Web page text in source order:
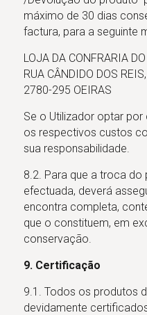
máximo de 30 dias
factura, para a seguinte
LOJA DA CONFRARIA
RUA CÂNDIDO DOS
2780-295 OEIRAS
Se o Utilizador optar
os respectivos custos
sua responsabilidade.
8.2. Para que a troca
efectuada, deverá
encontra completa,
que o constituem, em
conservação.
9. Certificação
9.1. Todos os produtos
devidamente